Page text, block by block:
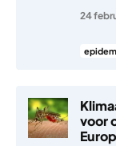
24
voor